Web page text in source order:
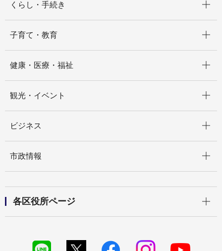
くらし・手続き
子育て・教育
健康・医療・福祉
観光・イベント
ビジネス
市政情報
各区役所ページ